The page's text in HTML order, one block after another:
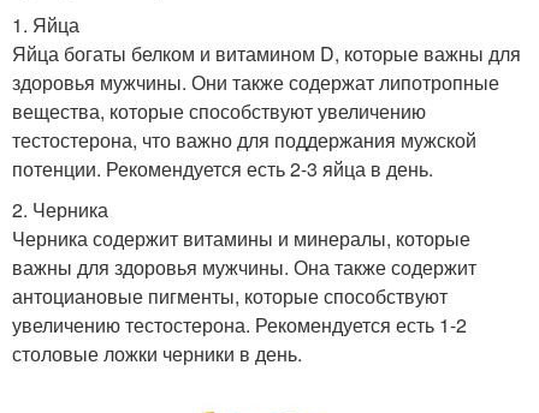
1. Яйца
Яйца богаты белком и витамином D, которые важны для
здоровья мужчины. Они также содержат липотропные
вещества, которые способствуют увеличению
тестостерона, что важно для поддержания мужской
потенции. Рекомендуется есть 2-3 яйца в день.
2. Черника
Черника содержит витамины и минералы, которые
важны для здоровья мужчины. Она также содержит
антоциановые пигменты, которые способствуют
увеличению тестостерона. Рекомендуется есть 1-2
столовые ложки черники в день.